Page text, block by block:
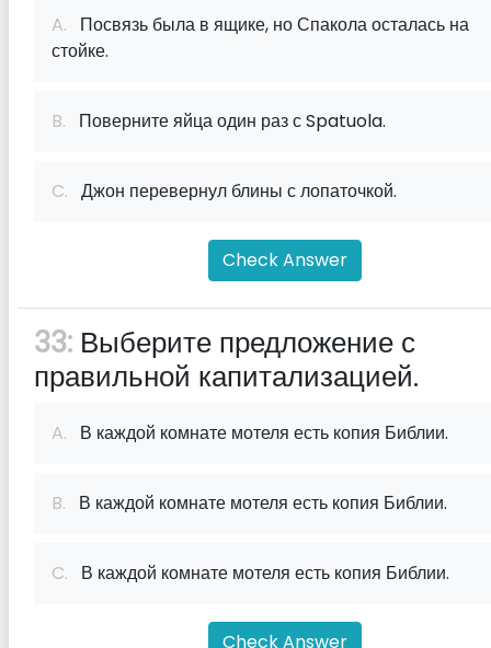
A. Посвязь была в ящике, но Спакола осталась на
стойке.
B. Поверните яйца один раз с Spatuola.
C. Джон перевернул блины с лопаточкой.
Check Answer
33: Выберите предложение с
правильной капитализацией.
A. В каждой комнате мотеля есть копия Библии.
B. В каждой комнате мотеля есть копия Библии.
C. В каждой комнате мотеля есть копия Библии.
Check Answer